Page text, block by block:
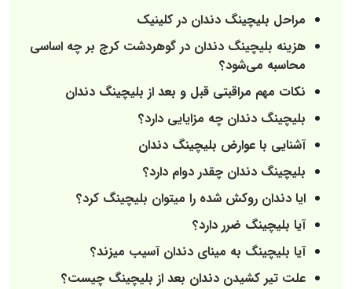
مراحل بلیچینگ دندان در کلینیک
هزینه بلیچینگ دندان در گوهردشت کرج بر چه اساسی
محاسبه می‌شود؟
نکات مهم مراقبتی قبل و بعد از بلیچینگ دندان
بلیچینگ دندان چه مزایایی دارد؟
آشنایی با عوارض بلیچینگ دندان
بلیچینگ دندان چقدر دوام دارد؟
ایا دندان روکش شده را میتوان بلیچینگ کرد؟
آیا بلیچینگ ضرر دارد؟
آیا بلیچینگ به مینای دندان آسیب میزند؟
علت تیر کشیدن دندان بعد از بلیچینگ چیست؟